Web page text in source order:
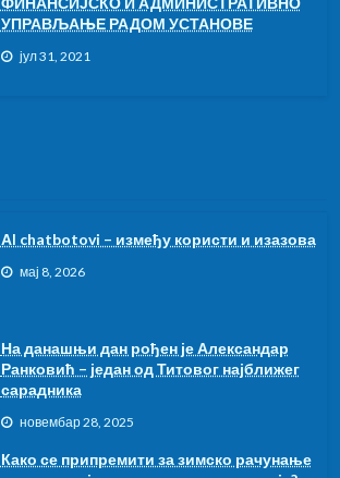
УПРАВЉАЊЕ РАДОМ УСТАНОВЕ
јул 31, 2021
АI chatbotovi – између користи и изазова
мај 8, 2026
На данашњи дан рођен је Александар
Ранковић – један од Титовог најближег
сарадника
новембар 28, 2025
Како се припремити за зимско рачунање